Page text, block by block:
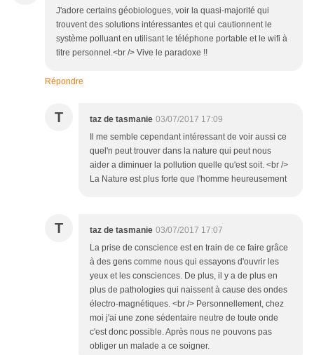
J'adore certains géobiologues, voir la quasi-majorité qui
trouvent des solutions intéressantes et qui cautionnent le
système polluant en utilisant le téléphone portable et le wifi à
titre personnel.<br /> Vive le paradoxe !!
Répondre
T taz de tasmanie 03/07/2017 17:09
Il me semble cependant intéressant de voir aussi ce
quel'n peut trouver dans la nature qui peut nous
aider a diminuer la pollution quelle qu'est soit. <br />
La Nature est plus forte que l'homme heureusement
T taz de tasmanie 03/07/2017 17:07
La prise de conscience est en train de ce faire grâce
à des gens comme nous qui essayons d'ouvrir les
yeux et les consciences. De plus, il y a de plus en
plus de pathologies qui naissent à cause des ondes
électro-magnétiques. <br /> Personnellement, chez
moi j'ai une zone sédentaire neutre de toute onde
c'est donc possible. Après nous ne pouvons pas
obliger un malade a ce soigner.